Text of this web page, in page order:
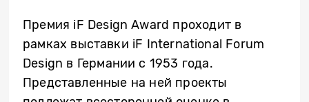
Премия iF Design Award проходит в
рамках выставки iF International Forum
Design в Германии с 1953 года.
Представленные на ней проекты